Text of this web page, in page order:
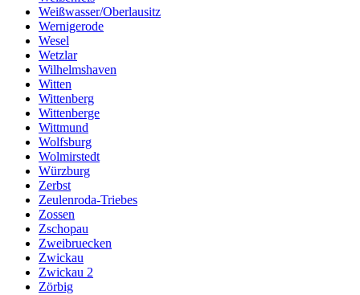
Weißwasser/Oberlausitz
Wernigerode
Wesel
Wetzlar
Wilhelmshaven
Witten
Wittenberg
Wittenberge
Wittmund
Wolfsburg
Wolmirstedt
Würzburg
Zerbst
Zeulenroda-Triebes
Zossen
Zschopau
Zweibruecken
Zwickau
Zwickau 2
Zörbig